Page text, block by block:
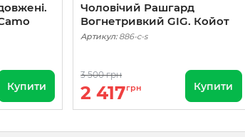
Купити
Чоловічий Рашгард
Вогнетривкий GIG. Койот
Артикул:886-c-s
3 500 грн
2 417грн Купити